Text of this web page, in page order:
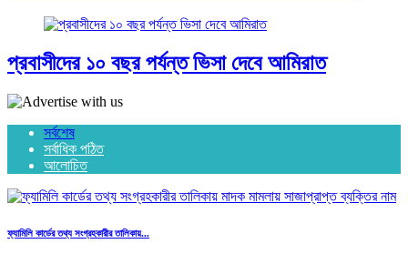
প্রবাসীদের ১০ বছর পর্যন্ত ভিসা দেবে আমিরাত
সর্বশেষ
সর্বাধিক পঠিত
আলোচিত
ফ্যামিলি কার্ডের তথ্য সংগ্রহকারীর তালিকায়...